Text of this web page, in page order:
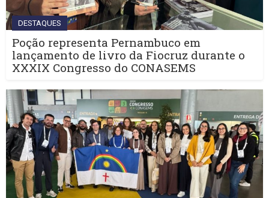
DESTAQUES
Poção representa Pernambuco em
lançamento de livro da Fiocruz durante o
XXXIX Congresso do CONASEMS